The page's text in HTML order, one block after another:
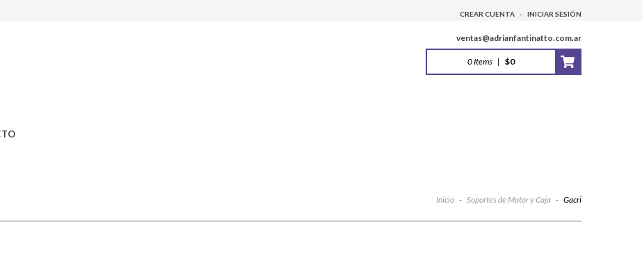
CREAR CUENTA - INICIAR SESIÓN
ventas@adrianfantinatto.com.ar
0Items | $0
Inicio - Soportes de Motor y Caja - Gacri